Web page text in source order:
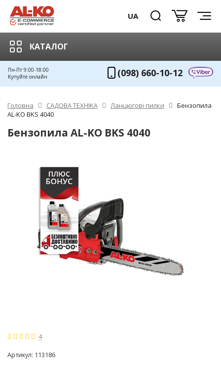
UA
КАТАЛОГ
Пн-Пт 9:00-18:00
Купуйте онлайн
(098) 660-10-12
Головна САДОВА ТЕХНІКА Ланцюгові пилки
Бензопила
AL-KO BKS 4040
Бензопила AL-KO BKS 4040
4
Артикул: 113186